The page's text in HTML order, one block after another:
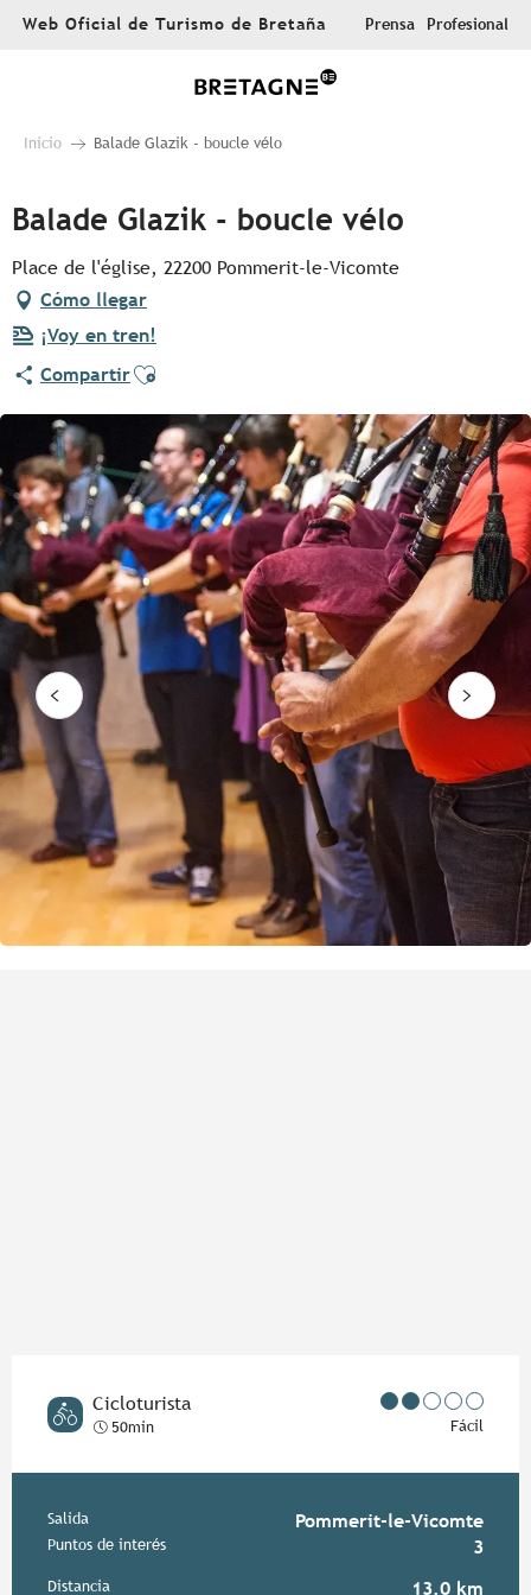
AllerWeb Oficial de Turismo de Bretaña Prensa Profesional
Inicio Balade Glazik - boucle vélo
Balade Glazik - boucle vélo
Place de l'église, 22200 Pommerit-le-Vicomte
Cómo llegar
¡Voy en tren!
CompartirAjouter aux favoris
Cicloturista
50min Fácil
Información práctica
Salida Pommerit-le-Vicomte
Puntos de interés 3
Distancia 13.0 km